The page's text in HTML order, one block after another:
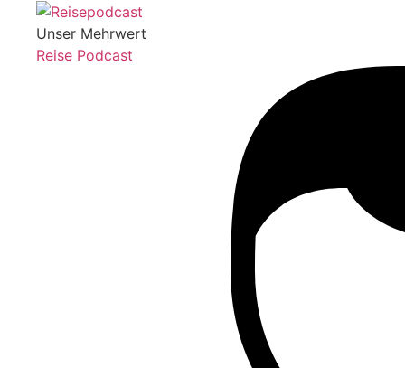
Unser Mehrwert
Reise Podcast